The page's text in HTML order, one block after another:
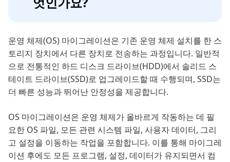
운영 체제(OS) 마이그레이션은 기존 운영 체제 설치를 한 스
토리지 장치에서 다른 장치로 전송하는 과정입니다. 일반적
으로 전통적인 하드 디스크 드라이브(HDD)에서 솔리드 스
테이트 드라이브(SSD)로 업그레이드할 때 수행되며, SSD는
더 빠른 성능과 뛰어난 안정성을 제공합니다.
OS 마이그레이션은 운영 체제가 올바르게 작동하는 데 필
요한 OS 파일, 모든 관련 시스템 파일, 사용자 데이터, 그리
고 설정을 이동하는 작업을 포함합니다. 이를 통해 마이그레
이션 후에도 모든 프로그램, 설정, 데이터가 유지되면서 컴